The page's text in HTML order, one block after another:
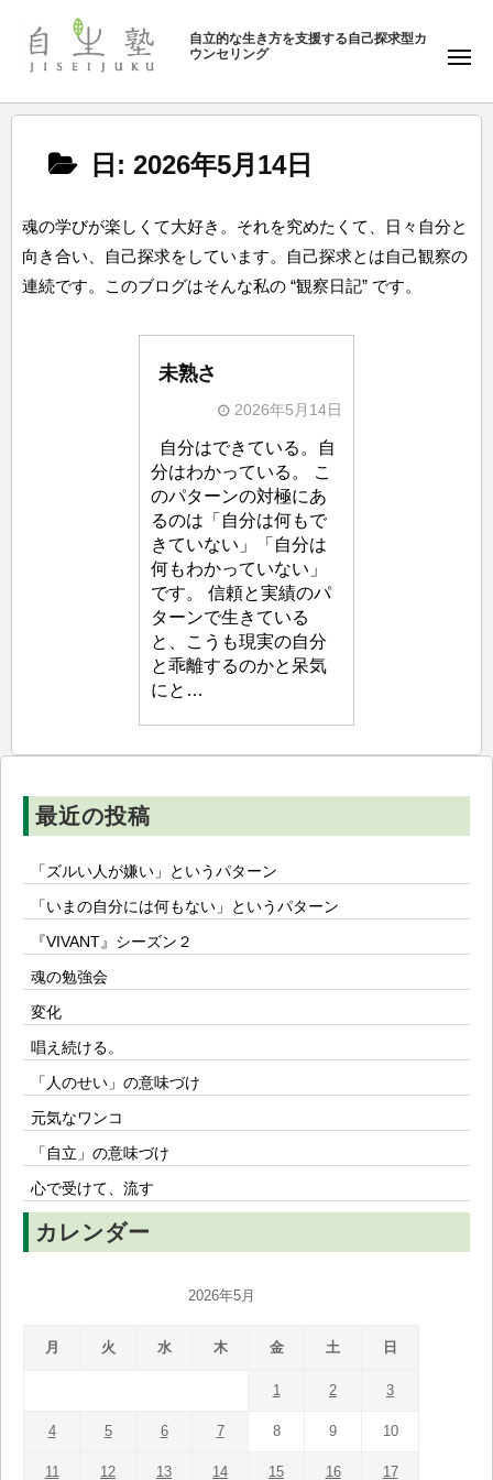
ン
自
塾
自立的な生き方を支援する自己探求型カ
ウンセリング
メ
ュ
ー
日: 2026年5月14日
魂の学びが楽しくて大好き。それを究めたくて、日々自分と
向き合い、自己探求をしています。自己探求とは自己観察の
連続です。このブログはそんな私の “観察日記” です。
未熟さ
2026年5月14日
y
自
生
塾
自分はできている。自
分はわかっている。 こ
のパターンの対極にあ
るのは「自分は何もで
きていない」「自分は
何もわかっていない」
です。 信頼と実績のパ
ターンで生きている
と、こうも現実の自分
と乖離するのかと呆気
にと…
最近の投稿
「ズルい人が嫌い」というパターン
「いまの自分には何もない」というパターン
『VIVANT』シーズン２
魂の勉強会
変化
唱え続ける。
「人のせい」の意味づけ
元気なワンコ
「自立」の意味づけ
心で受けて、流す
カレンダー
2026年5月
月 火 水 木 金 土 日
1 2 3
4 5 6 7 8 9 10
11 12 13 14 15 16 17